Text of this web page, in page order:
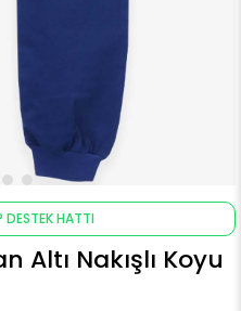
DESTEK HATTI
Altı Nakışlı Koyu